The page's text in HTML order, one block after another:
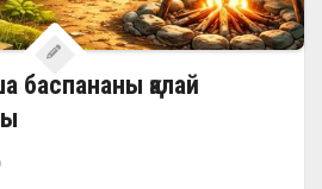
баспананы қалай